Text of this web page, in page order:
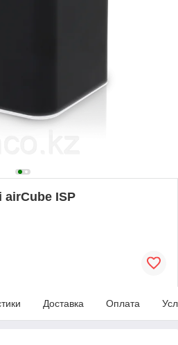
airCube ISP
Доставка Оплата